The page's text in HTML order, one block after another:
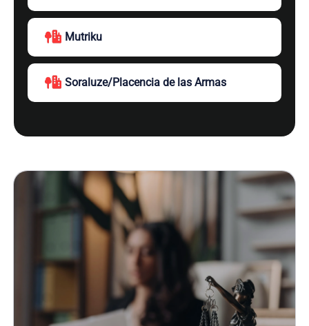
Mutriku
Soraluze/Placencia de las Armas